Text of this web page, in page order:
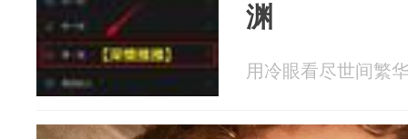
渊
用冷眼看尽世间繁